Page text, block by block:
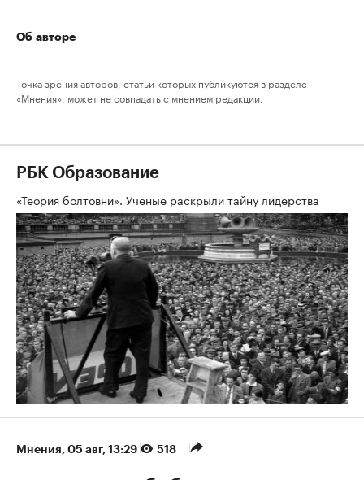
Об авторе
Точка зрения авторов, статьи которых публикуются в разделе
«Мнения», может не совпадать с мнением редакции.
РБК Образование
«Теория болтовни». Ученые раскрыли тайну лидерства
Мнения⁠, 05 авг, 13:29 518